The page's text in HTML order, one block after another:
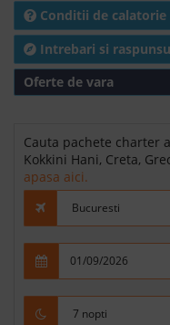
Conditii de calatorie
Intrebari si
Oferte de vara
Cauta pachete charter
Kokkini Hani, Creta,
apasa aici.